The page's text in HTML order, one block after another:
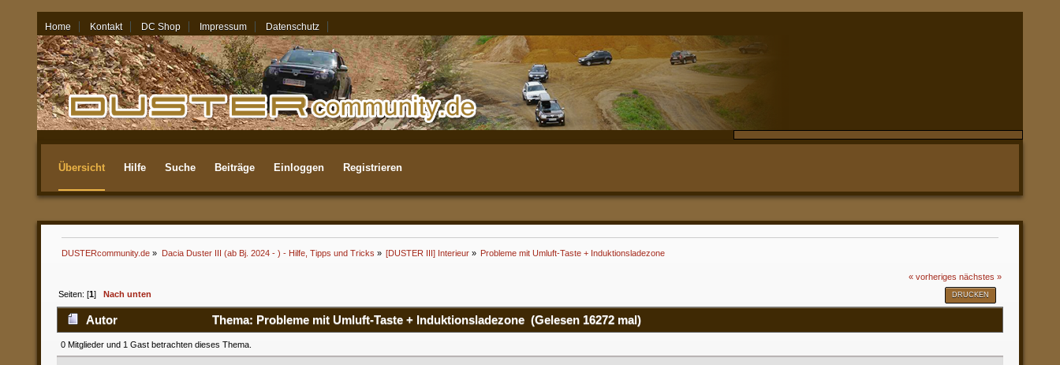
Home Kontakt DC Shop Impressum Datenschutz
06.08.26 - 08:45
Übersicht Hilfe Suche Beiträge Einloggen Registrieren
DUSTERcommunity.de » Dacia Duster III (ab Bj. 2024 - ) - Hilfe, Tipps und Tricks » [DUSTER III] Interieur» Probleme mit Umluft-Taste + Induktionsladezone
« vorheriges nächstes »
DRUCKEN
Seiten: [1] Nach unten
Autor Thema: Probleme mit Umluft-Taste + Induktionsladezone (Gelesen 16272 mal)
0 Mitglieder und 1 Gast betrachten dieses Thema.